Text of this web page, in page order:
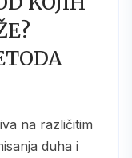
na različitim
duha i